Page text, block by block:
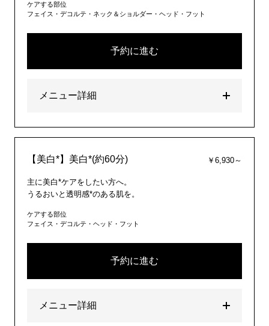
ケアする部位
フェイス・デコルテ・ネック＆ショルダー・ヘッド・フット
予約に進む
メニュー詳細
【美白*】美白*(約60分) ￥6,930～
主に美白*ケアをしたい方へ。
うるおいと透明感*のある肌を。
ケアする部位
フェイス・デコルテ・ヘッド・フット
予約に進む
メニュー詳細